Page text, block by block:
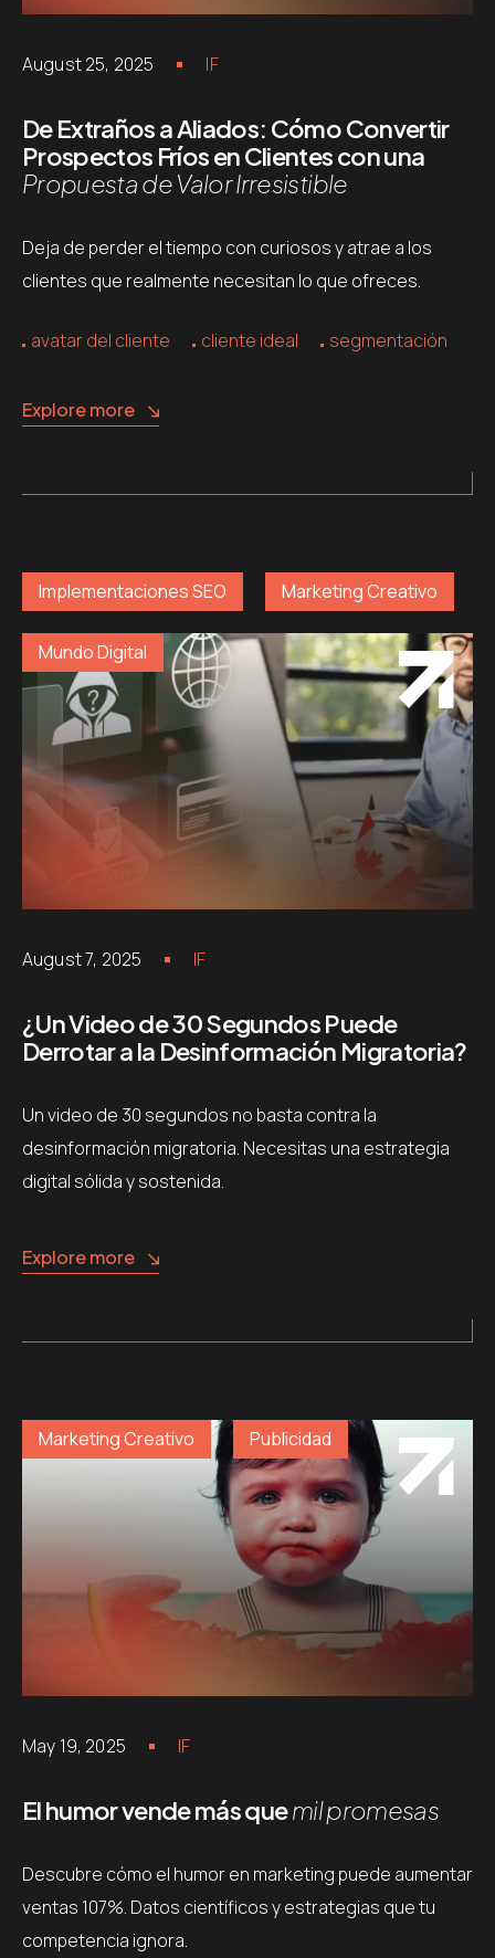
August 25, 2025 IF
De Extraños a Aliados: Cómo Convertir
Prospectos Fríos en Clientes con una
Propuesta de Valor Irresistible
Deja de perder el tiempo con curiosos y atrae a los
clientes que realmente necesitan lo que ofreces.
avatar del cliente cliente ideal segmentación
Explore more
Implementaciones SEO Marketing Creativo
Mundo Digital
August 7, 2025 IF
¿Un Video de 30 Segundos Puede
Derrotar a la Desinformación Migratoria?
Un video de 30 segundos no basta contra la
desinformación migratoria. Necesitas una estrategia
digital sólida y sostenida.
Explore more
Marketing Creativo Publicidad
May 19, 2025 IF
El humor vende más quemil promesas
Descubre cómo el humor en marketing puede aumentar
ventas 107%. Datos científicos y estrategias que tu
competencia ignora.